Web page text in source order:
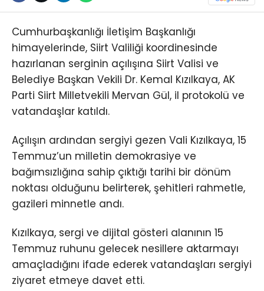
Cumhurbaşkanlığı İletişim Başkanlığı
himayelerinde, Siirt Valiliği koordinesinde
hazırlanan serginin açılışına Siirt Valisi ve
Belediye Başkan Vekili Dr. Kemal Kızılkaya, AK
Parti Siirt Milletvekili Mervan Gül, il protokolü ve
vatandaşlar katıldı.
Açılışın ardından sergiyi gezen Vali Kızılkaya, 15
Temmuz’un milletin demokrasiye ve
bağımsızlığına sahip çıktığı tarihi bir dönüm
noktası olduğunu belirterek, şehitleri rahmetle,
gazileri minnetle andı.
Kızılkaya, sergi ve dijital gösteri alanının 15
Temmuz ruhunu gelecek nesillere aktarmayı
amaçladığını ifade ederek vatandaşları sergiyi
ziyaret etmeye davet etti.